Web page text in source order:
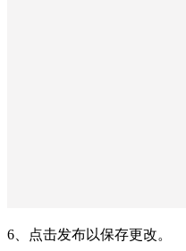
6、点击发布以保存更改。